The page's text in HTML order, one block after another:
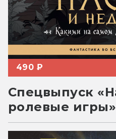
490 ₽
Спецвыпуск
ролевые игры»